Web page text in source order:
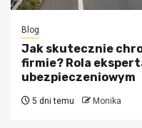
Blog
Jak skutecznie
firmie? Rola
ubezpieczeniowym
5 dni temu Monika